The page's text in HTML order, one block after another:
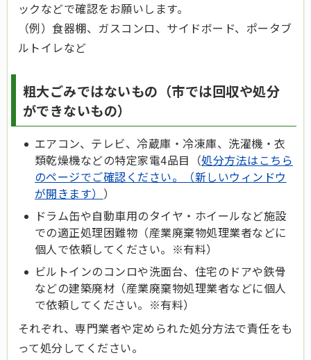
ックなどで確認をお願いします。
（例）食器棚、ガスコンロ、サイドボード、ポータブ
ルトイレなど
粗大ごみではないもの（市では回収や処分
ができないもの）
エアコン、テレビ、冷蔵庫・冷凍庫、洗濯機・衣
類乾燥機などの特定家電4品目（処分方法はこちら
のページでご確認ください。（新しいウィンドウ
が開きます） ）
ドラム缶や自動車用のタイヤ・ホイールなど施設
での適正処理困難物（産業廃棄物処理業者などに
個人で依頼してください。※有料）
ビルトインのコンロや洗面台、住宅のドアや鉄骨
などの建築廃材（産業廃棄物処理業者などに個人
で依頼してください。※有料）
それぞれ、専門業者や定められた処分方法で責任をも
って処分してください。